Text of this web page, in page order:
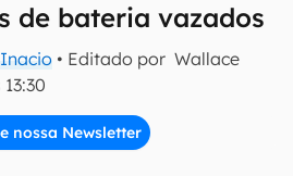
de bateria vazados
• Editado por Wallace
nossa Newsletter